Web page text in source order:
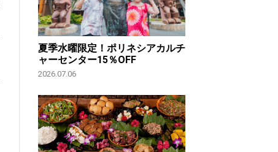
夏季水曜限定！ポリネシアカルチ
ャーセンター15％OFF
2026.07.06